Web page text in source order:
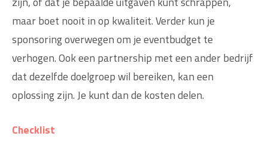
maar boet nooit in op kwaliteit. Verder kun je
sponsoring overwegen om je eventbudget te
verhogen. Ook een partnership met een ander bedrijf
dat dezelfde doelgroep wil bereiken, kan een
oplossing zijn. Je kunt dan de kosten delen.
Checklist